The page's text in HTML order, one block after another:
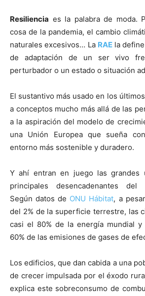
Resiliencia es la palabra de moda.
cosa de la pandemia, el cambio
naturales excesivos… La RAEla define
de adaptación de un ser vivo
perturbador o un estado o situación
El sustantivo más usado en los
a conceptos mucho más allá de las
a la aspiración del modelo de
una Unión Europea que sueña
entorno más sostenible y duradero.
Y ahí entran en juego las grandes
principales desencadenantes del
Según datos de ONU Hábitat, a
del 2% de la superficie terrestre, las
casi el 80% de la energía mundial y
60% de las emisiones de gases de
Los edificios, que dan cabida a una
de crecer impulsada por el éxodo
explica este sobreconsumo de